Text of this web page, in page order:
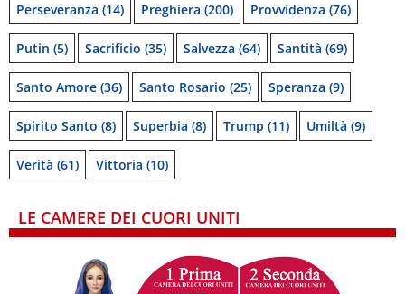
Perseveranza (14) Preghiera (200) Provvidenza (76)
Putin (5) Sacrificio (35) Salvezza (64) Santità (69)
Santo Amore (36) Santo Rosario (25) Speranza (9)
Spirito Santo (8) Superbia (8) Trump (11) Umiltà (9)
Verità (61) Vittoria (10)
LE CAMERE DEI CUORI UNITI